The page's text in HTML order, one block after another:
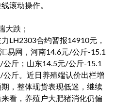
滚动操作。
大跌；
LH2303合约暂报14910元，
易网，河南14.6元/公斤-15.1
斤；山东14.5元/公斤-15.1
斤。近日养殖端认价出栏增
，整体现货表现低迷，继续
看，养殖户大肥猪消化仍偏